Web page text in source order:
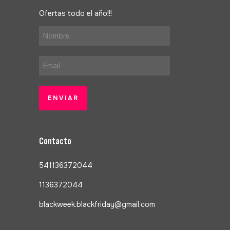
Ofertas todo el año!!!
Contacto
541136372044
1136372044
blackweek.blackfriday@gmail.com